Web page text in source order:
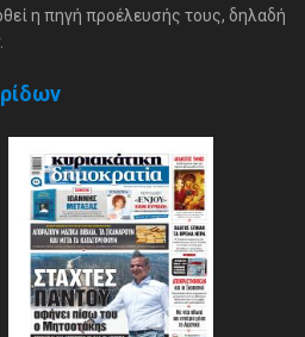
η πηγή προέλευσής τους, δηλαδή